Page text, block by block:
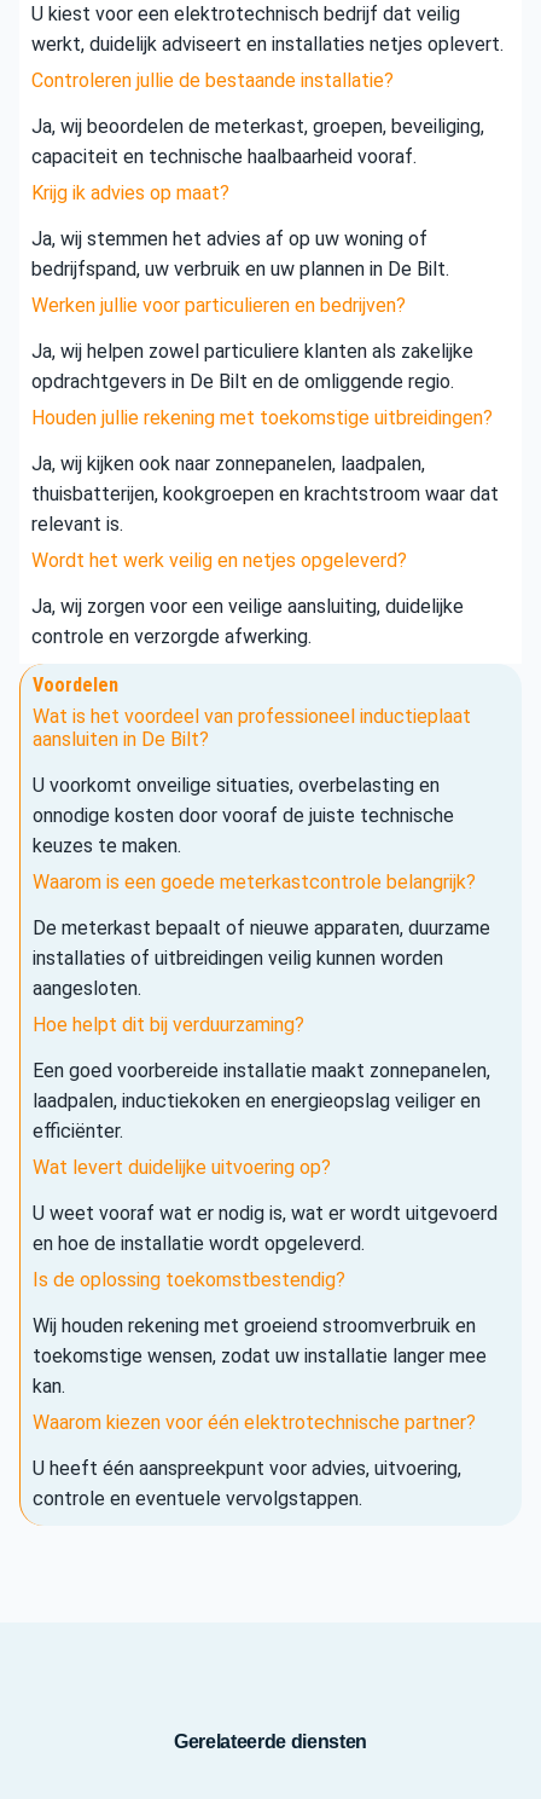
U kiest voor een elektrotechnisch bedrijf dat veilig
werkt, duidelijk adviseert en installaties netjes oplevert.
Controleren jullie de bestaande installatie?
Ja, wij beoordelen de meterkast, groepen, beveiliging,
capaciteit en technische haalbaarheid vooraf.
Krijg ik advies op maat?
Ja, wij stemmen het advies af op uw woning of
bedrijfspand, uw verbruik en uw plannen in De Bilt.
Werken jullie voor particulieren en bedrijven?
Ja, wij helpen zowel particuliere klanten als zakelijke
opdrachtgevers in De Bilt en de omliggende regio.
Houden jullie rekening met toekomstige uitbreidingen?
Ja, wij kijken ook naar zonnepanelen, laadpalen,
thuisbatterijen, kookgroepen en krachtstroom waar dat
relevant is.
Wordt het werk veilig en netjes opgeleverd?
Ja, wij zorgen voor een veilige aansluiting, duidelijke
controle en verzorgde afwerking.
Voordelen
Wat is het voordeel van professioneel inductieplaat
aansluiten in De Bilt?
U voorkomt onveilige situaties, overbelasting en
onnodige kosten door vooraf de juiste technische
keuzes te maken.
Waarom is een goede meterkastcontrole belangrijk?
De meterkast bepaalt of nieuwe apparaten, duurzame
installaties of uitbreidingen veilig kunnen worden
aangesloten.
Hoe helpt dit bij verduurzaming?
Een goed voorbereide installatie maakt zonnepanelen,
laadpalen, inductiekoken en energieopslag veiliger en
efficiënter.
Wat levert duidelijke uitvoering op?
U weet vooraf wat er nodig is, wat er wordt uitgevoerd
en hoe de installatie wordt opgeleverd.
Is de oplossing toekomstbestendig?
Wij houden rekening met groeiend stroomverbruik en
toekomstige wensen, zodat uw installatie langer mee
kan.
Waarom kiezen voor één elektrotechnische partner?
U heeft één aanspreekpunt voor advies, uitvoering,
controle en eventuele vervolgstappen.
Gerelateerde diensten